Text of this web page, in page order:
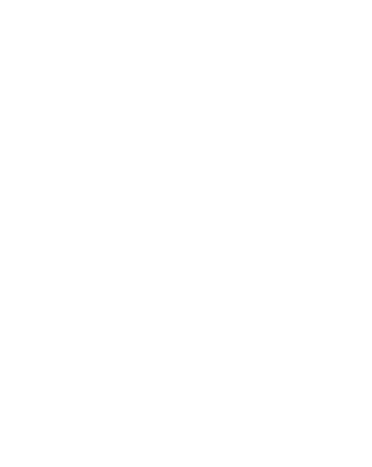
Strahlend weiß und absolut stressfrei: